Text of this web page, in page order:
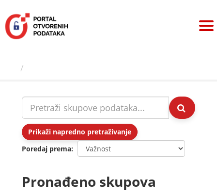
sadržaj
Prikaži napredno pretraživanje
Poredaj prema
Pronađeno skupova